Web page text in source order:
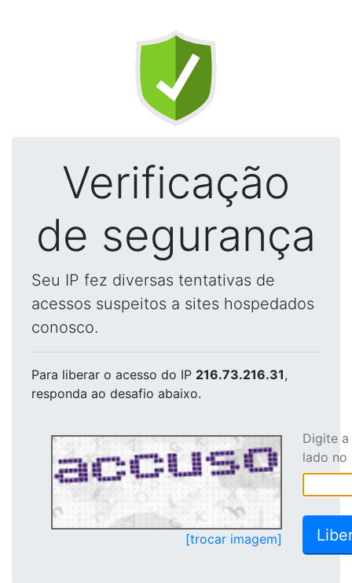
Verificação
de segurança
Seu IP fez diversas tentativas de
acessos suspeitos a sites hospedados
conosco.
Para liberar o acesso do IP 216.73.216.31,
responda ao desafio abaixo.
[trocar imagem]
Digite
lado no